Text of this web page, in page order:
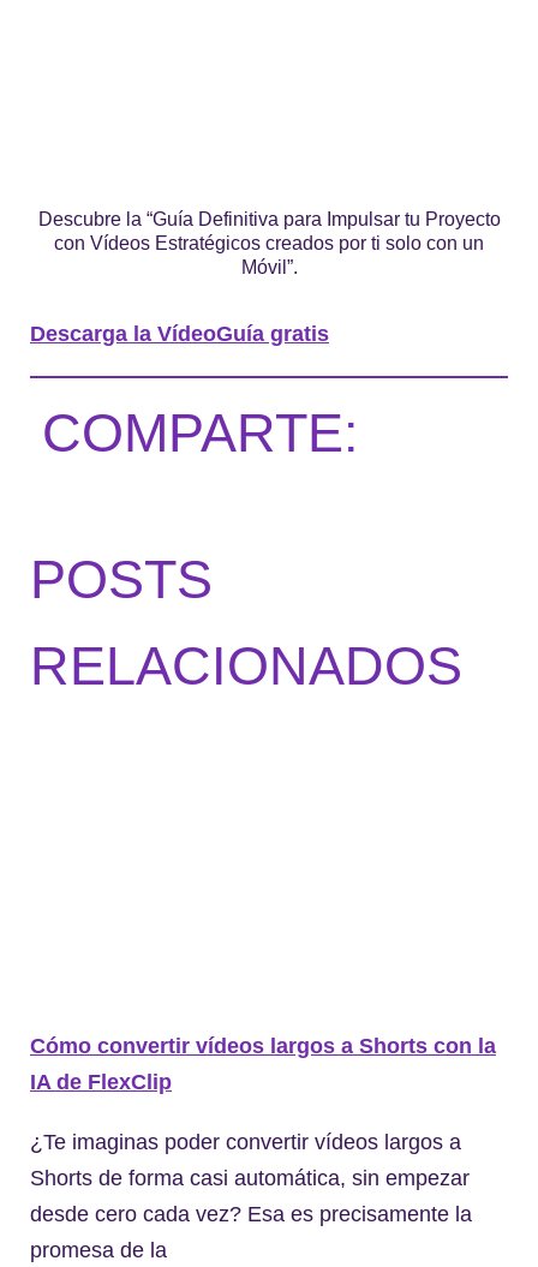
Descubre la “Guía Definitiva para Impulsar tu Proyecto
con Vídeos Estratégicos creados por ti solo con un
Móvil”.
Descarga la VídeoGuía gratis
COMPARTE:
POSTS
RELACIONADOS
Cómo convertir vídeos largos a Shorts con la
IA de FlexClip
¿Te imaginas poder convertir vídeos largos a
Shorts de forma casi automática, sin empezar
desde cero cada vez? Esa es precisamente la
promesa de la